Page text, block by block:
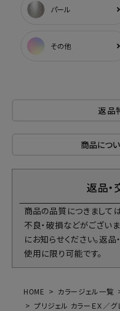
パール
その他
返品
商品につ
返品・
商品の品質につきまして
不良・破損などがござい
にお知らせください。返品
使用に限り可能です。
HOME カラージェル一覧
プリジェル カラーＥＸ／グ